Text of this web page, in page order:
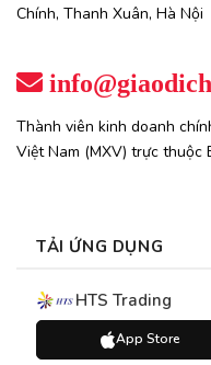
Chính, Thanh Xuân, Hà Nội
Thành viên kinh doanh
Việt Nam (MXV) trực thuộc
TẢI ỨNG DỤNG
HTS Trading
App Store